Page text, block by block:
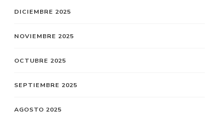
DICIEMBRE 2025
NOVIEMBRE 2025
OCTUBRE 2025
SEPTIEMBRE 2025
AGOSTO 2025